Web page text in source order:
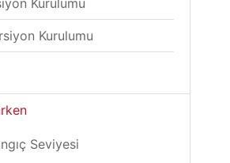
Kurulumu
Kurulumu
Seviyesi